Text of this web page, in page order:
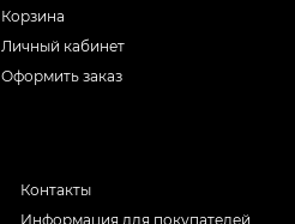
Корзина
Личный кабинет
Оформить заказ
Контакты
Информация для покупателей